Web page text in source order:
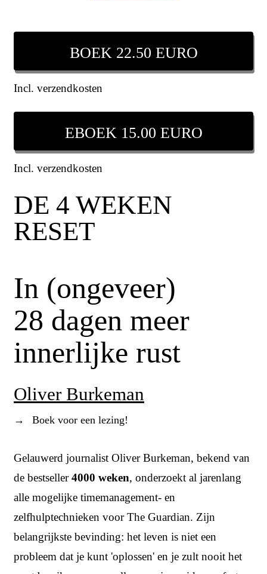
BOEK 22.50 EURO
Incl. verzendkosten
EBOEK 15.00 EURO
Incl. verzendkosten
DE 4 WEKEN
RESET
In (ongeveer)
28 dagen meer
innerlijke rust
Oliver Burkeman
→ Boek voor een lezing!
Gelauwerd journalist Oliver Burkeman, bekend van
de bestseller4000 weken, onderzoekt al jarenlang
alle mogelijke timemanagement- en
zelfhulptechnieken voor The Guardian. Zijn
belangrijkste bevinding: het leven is niet een
probleem dat je kunt 'oplossen' en je zult nooit het